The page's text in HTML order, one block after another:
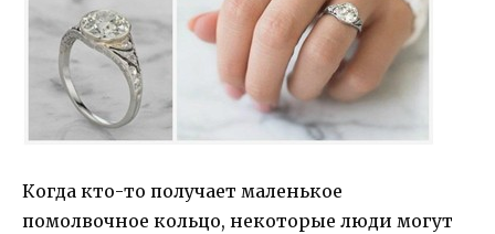
Когда кто-то получает маленькое
помолвочное кольцо, некоторые люди могут